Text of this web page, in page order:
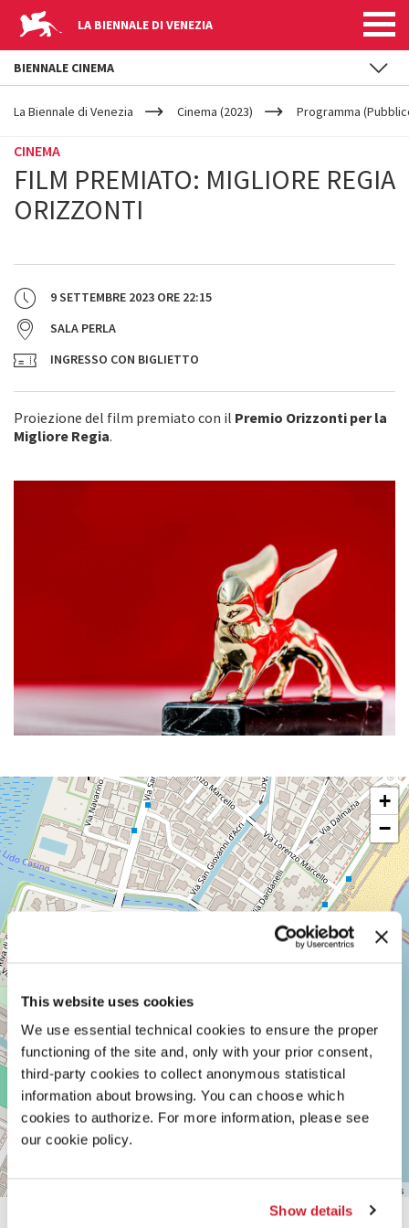
This website uses cookies
We use essential technical cookies to ensure the proper
functioning of the site and, only with your prior consent,
third-party cookies to collect anonymous statistical
information about browsing. You can choose which
cookies to authorize. For more information, please see
our cookie policy.
Show details
LA BIENNALE DI VENEZIA
YOUR
ARE
La Biennale di Venezia Cinema (2023) Programma
CINEMA
FILM PREMIATO: MIGLIORE REGIA
ORIZZONTI
9 SETTEMBRE 2023 ORE 22:15
SALA PERLA
INGRESSO CON BIGLIETTO
Proiezione del film premiato con il Premio Orizzonti per la
Migliore Regia.
SALA
PERLA
LUNGOMARE
MARCONI
30126
LIDO
VENEZIA
TEL.
0415218711
info@labiennale.org
SCOPRI LA SEDE
+
−
contributors
BIENNALE CINEMA